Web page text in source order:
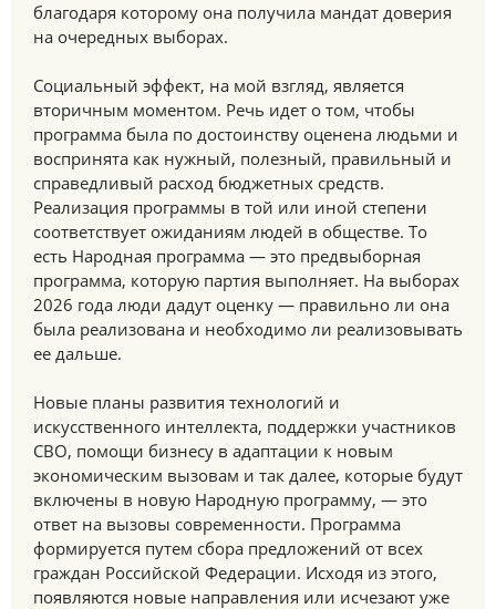
благодаря которому она получила мандат доверия
на очередных выборах.
Социальный эффект, на мой взгляд, является
вторичным моментом. Речь идет о том, чтобы
программа была по достоинству оценена людьми и
воспринята как нужный, полезный, правильный и
справедливый расход бюджетных средств.
Реализация программы в той или иной степени
соответствует ожиданиям людей в обществе. То
есть Народная программа — это предвыборная
программа, которую партия выполняет. На выборах
2026 года люди дадут оценку — правильно ли она
была реализована и необходимо ли реализовывать
ее дальше.
Новые планы развития технологий и
искусственного интеллекта, поддержки участников
СВО, помощи бизнесу в адаптации к новым
экономическим вызовам и так далее, которые будут
включены в новую Народную программу, — это
ответ на вызовы современности. Программа
формируется путем сбора предложений от всех
граждан Российской Федерации. Исходя из этого,
появляются новые направления или исчезают уже